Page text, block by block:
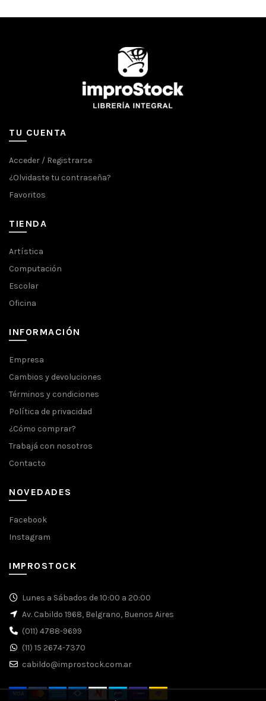
TU CUENTA
Acceder / Registrarse
¿Olvidaste tu contraseña?
Favoritos
TIENDA
Artística
Computación
Escolar
Oficina
INFORMACIÓN
Empresa
Cambios y devoluciones
Términos y condiciones
Política de privacidad
¿Cómo comprar?
Trabajá con nosotros
Contacto
NOVEDADES
Facebook
Instagram
IMPROSTOCK
Lunes a Sábados de 10:00 a 20:00
Av. Cabildo 1968, Belgrano, Buenos Aires
(011) 4788-9699
(11) 15 2674-7370
cabildo@improstock.com.ar